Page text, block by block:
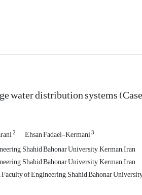
water distribution systems
2 Ehsan Fadaei-Kermani3
Shahid Bahonar University, Kerman, Iran
Shahid Bahonar University, Kerman, Iran
of Engineering, Shahid Bahonar